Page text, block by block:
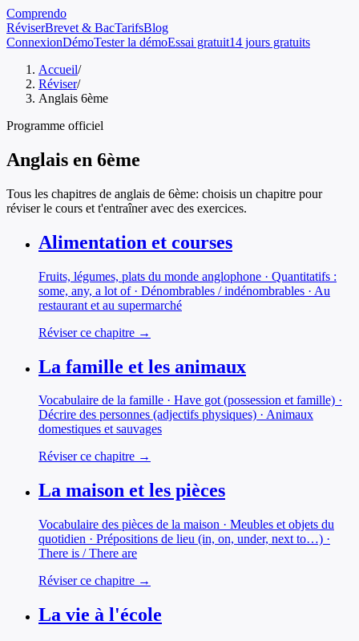
Comprendo
RéviserBrevet & BacTarifsBlog
ConnexionDémoTester la démoEssai gratuit14 jours gratuits
Accueil/
Réviser/
Anglais 6ème
Programme officiel
Anglais en 6ème
Tous les chapitres de anglais de 6ème: choisis un chapitre pour
réviser le cours et t'entraîner avec des exercices.
Alimentation et courses
Fruits, légumes, plats du monde anglophone · Quantitatifs :
some, any, a lot of · Dénombrables / indénombrables · Au
restaurant et au supermarché
Réviser ce chapitre →
La famille et les animaux
Vocabulaire de la famille · Have got (possession et famille) ·
Décrire des personnes (adjectifs physiques) · Animaux
domestiques et sauvages
Réviser ce chapitre →
La maison et les pièces
Vocabulaire des pièces de la maison · Meubles et objets du
quotidien · Prépositions de lieu (in, on, under, next to…) ·
There is / There are
Réviser ce chapitre →
La vie à l'école